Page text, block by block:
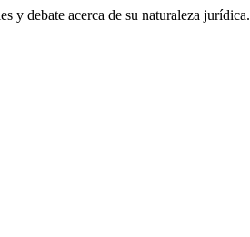
y debate acerca de su naturaleza jurídica.